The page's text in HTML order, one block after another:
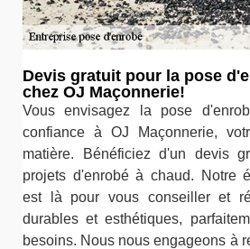
Devis gratuit pour la pose
chez OJ Maçonnerie!
Vous envisagez la pose
confiance à OJ Maçonnerie,
matière. Bénéficiez d'un devis
projets d'enrobé à chaud. Notre
est là pour vous conseiller et
durables et esthétiques,
besoins. Nous nous engageons à